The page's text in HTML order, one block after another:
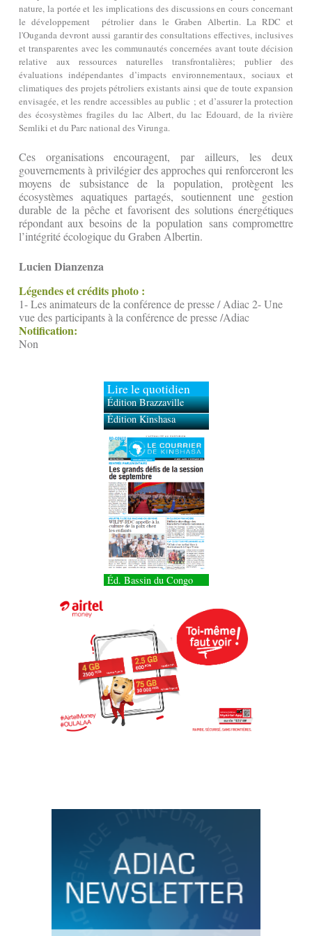
nature, la portée et les implications des discussions en cours concernant
le développement pétrolier dans le Graben Albertin. La RDC et
l'Ouganda devront aussi garantir des consultations effectives, inclusives
et transparentes avec les communautés concernées avant toute décision
relative aux ressources naturelles transfrontalières; publier des
évaluations indépendantes d’impacts environnementaux, sociaux et
climatiques des projets pétroliers existants ainsi que de toute expansion
envisagée, et les rendre accessibles au public ; et d’assurer la protection
des écosystèmes fragiles du lac Albert, du lac Edouard, de la rivière
Semliki et du Parc national des Virunga.
Ces organisations encouragent, par ailleurs, les deux
gouvernements à privilégier des approches qui renforceront les
moyens de subsistance de la population, protègent les
écosystèmes aquatiques partagés, soutiennent une gestion
durable de la pêche et favorisent des solutions énergétiques
répondant aux besoins de la population sans compromettre
l’intégrité écologique du Graben Albertin.
Lucien Dianzenza
Légendes et crédits photo :
1- Les animateurs de la conférence de presse / Adiac 2- Une
vue des participants à la conférence de presse /Adiac
Notification:
Non
Lire le quotidien
Édition Brazzaville
Édition Kinshasa
Éd. Bassin du Congo